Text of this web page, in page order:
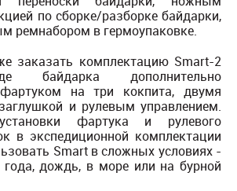
по сборке/разборке байдарки,
ремнабором в гермоупаковке.
заказать комплектацию Smart-2
байдарка дополнительно
фартуком на три кокпита, двумя
и рулевым управлением.
фартука и рулевого
в экспедиционной комплектации
Smart в сложных условиях -
дождь, в море или на бурной